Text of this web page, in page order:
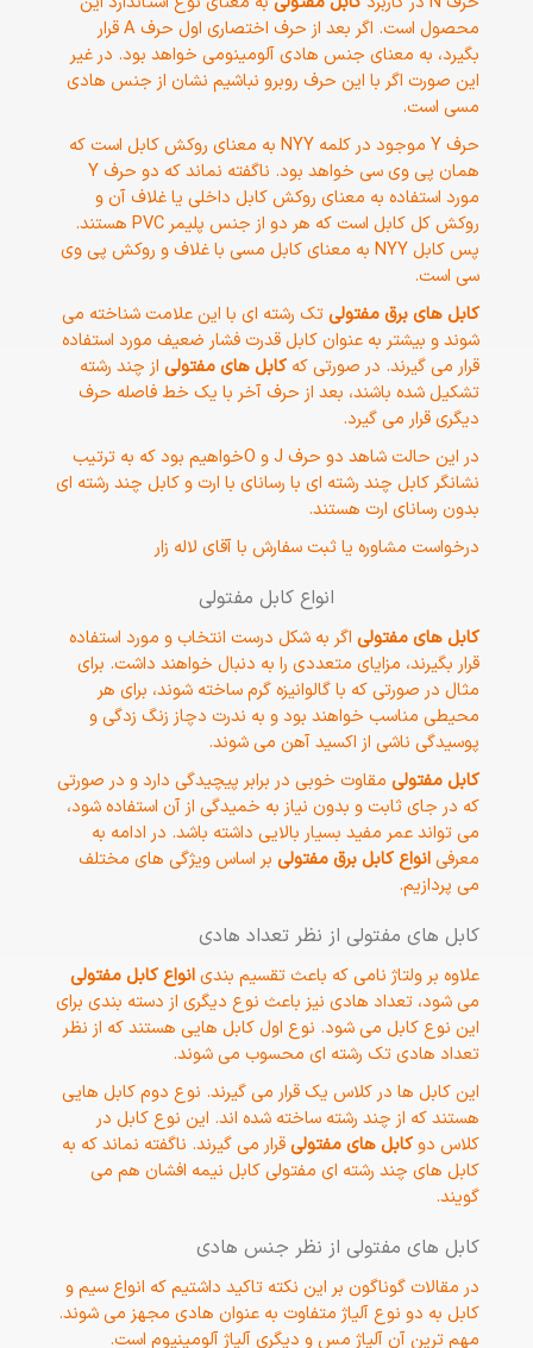
محصول است. اگر بعد از حرف اختصاری اول حرف A قرار
بگیرد، به معنای جنس هادی آلومینومی خواهد بود. در غیر
این صورت اگر با این حرف روبرو نباشیم نشان از جنس هادی
مسی است.
حرف Y موجود در کلمه NYY به معنای روکش کابل است که
همان پی وی سی خواهد بود. ناگفته نماند که دو حرف Y
مورد استفاده به معنای روکش کابل داخلی یا غلاف آن و
روکش کل کابل است که هر دو از جنس پلیمر PVC هستند.
پس کابل NYY به معنای کابل مسی با غلاف و روکش پی وی
سی است.
کابل های برق مفتولیتک رشته ای با این علامت شناخته می
شوند و بیشتر به عنوان کابل قدرت فشار ضعیف مورد استفاده
قرار می گیرند. در صورتی کهکابل های مفتولی از چند رشته
تشکیل شده باشند، بعد از حرف آخر با یک خط فاصله حرف
دیگری قرار می گیرد.
در این حالت شاهد دو حرف J و Oخواهیم بود که به ترتیب
نشانگر کابل چند رشته ای با رسانای با ارت و کابل چند رشته ای
بدون رسانای ارت هستند.
درخواست مشاوره یا ثبت سفارش با آقای لاله زار
انواع کابل مفتولی
کابل های مفتولی اگر به شکل درست انتخاب و مورد استفاده
قرار بگیرند، مزایای متعددی را به دنبال خواهند داشت. برای
مثال در صورتی که با گالوانیزه گرم ساخته شوند، برای هر
محیطی مناسب خواهند بود و به ندرت دچاز زنگ زدگی و
پوسیدگی ناشی از اکسید آهن می شوند.
کابل مفتولی مقاوت خوبی در برابر پیچیدگی دارد و در صورتی
که در جای ثابت و بدون نیاز به خمیدگی از آن استفاده شود،
می تواند عمر مفید بسیار بالایی داشته باشد. در ادامه به
معرفیانواع کابل برق مفتولی بر اساس ویژگی های مختلف
می پردازیم.
کابل های مفتولی از نظر تعداد هادی
علاوه بر ولتاژ نامی که باعث تقسیم بندیانواع کابل مفتولی
می شود، تعداد هادی نیز باعث نوع دیگری از دسته بندی برای
این نوع کابل می شود. نوع اول کابل هایی هستند که از نظر
تعداد هادی تک رشته ای محسوب می شوند.
این کابل ها در کلاس یک قرار می گیرند. نوع دوم کابل هایی
هستند که از چند رشته ساخته شده اند. این نوع کابل در
کلاس دوکابل های مفتولیقرار می گیرند. ناگفته نماند که به
کابل های چند رشته ای مفتولی کابل نیمه افشان هم می
گویند.
کابل های مفتولی از نظر جنس هادی
در مقالات گوناگون بر این نکته تاکید داشتیم که انواع سیم و
کابل به دو نوع آلیاژ متفاوت به عنوان هادی مجهز می شوند.
مهم ترین آن آلیاژ مس و دیگری آلیاژ آلومینیوم است.